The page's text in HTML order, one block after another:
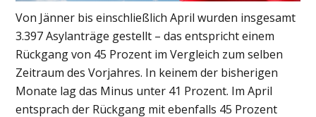
Von Jänner bis einschließlich April wurden insgesamt
3.397 Asylanträge gestellt – das entspricht einem
Rückgang von 45 Prozent im Vergleich zum selben
Zeitraum des Vorjahres. In keinem der bisherigen
Monate lag das Minus unter 41 Prozent. Im April
entsprach der Rückgang mit ebenfalls 45 Prozent